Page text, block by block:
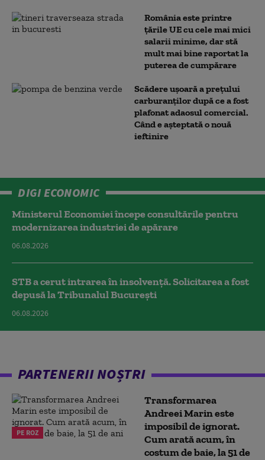
România este printre
țările UE cu cele mai mici
salarii minime, dar stă
mult mai bine raportat la
puterea de cumpărare
Scădere ușoară a prețului
carburanților după ce a fost
plafonat adaosul comercial.
Când e așteptată o nouă
ieftinire
DIGI ECONOMIC
Ministerul Economiei începe consultările pentru
modernizarea industriei de apărare
06.08.2026
STB a cerut intrarea în insolvență. Solicitarea a fost
depusă la Tribunalul București
06.08.2026
PARTENERII NOȘTRI
PE ROZ
Transformarea
Andreei Marin este
imposibil de ignorat.
Cum arată acum, în
costum de baie, la 51 de